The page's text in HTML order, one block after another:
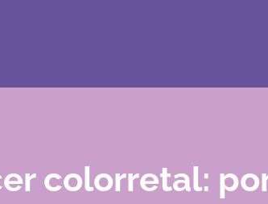
colorretal: